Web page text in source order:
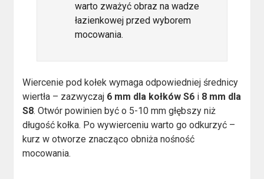
warto zważyć obraz na wadze
łazienkowej przed wyborem
mocowania.
Wiercenie pod kołek wymaga odpowiedniej średnicy
wiertła – zazwyczaj 6 mm dla kołków S6 i 8 mm dla
S8. Otwór powinien być o 5-10 mm głębszy niż
długość kołka. Po wywierceniu warto go odkurzyć –
kurz w otworze znacząco obniża nośność
mocowania.